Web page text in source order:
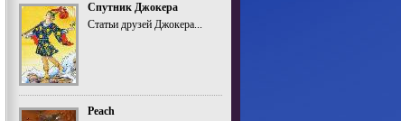
Спутник Джокера
Статьи друзей Джокера...
Peach